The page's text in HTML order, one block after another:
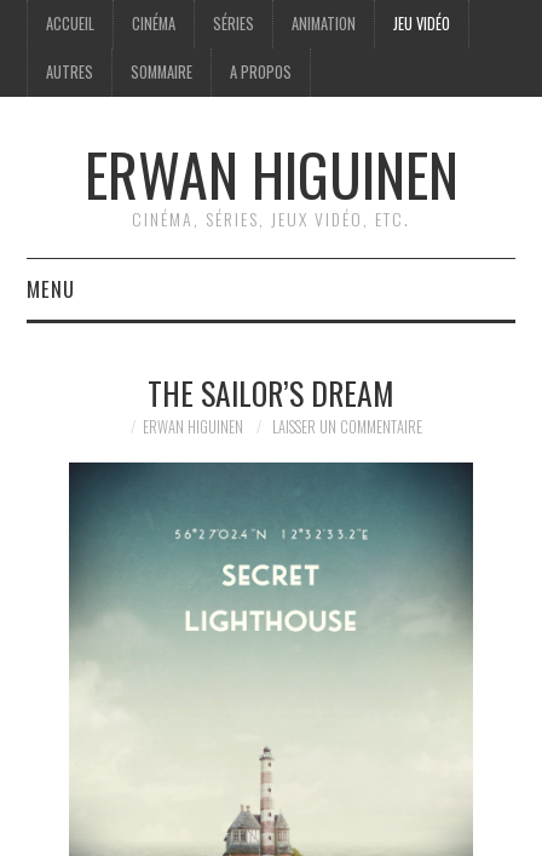
ACCUEIL CINÉMA SÉRIES ANIMATION JEU VIDÉO
AUTRES SOMMAIRE A PROPOS
ERWAN HIGUINEN
CINÉMA, SÉRIES, JEUX VIDÉO, ETC.
MENU
SÉRIES
JEU VIDÉO
AUTRES
THE SAILOR’S DREAM
ERWAN HIGUINEN LAISSER UN COMMENTAIRE